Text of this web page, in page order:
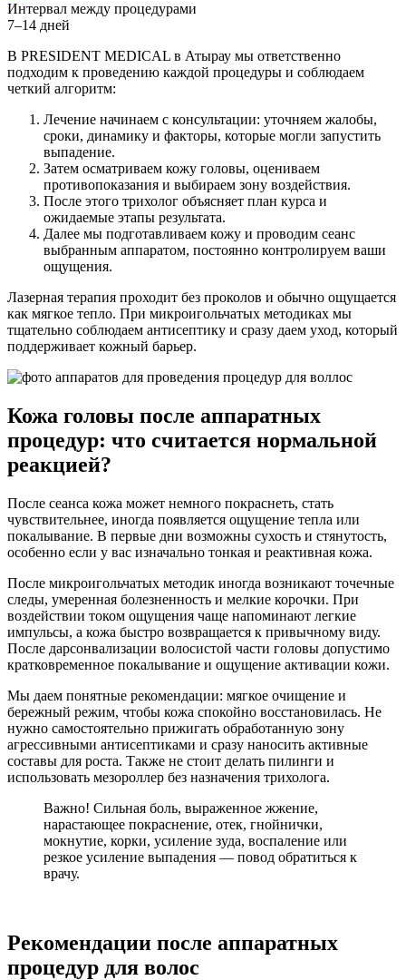
Интервал между процедурами
7–14 дней
В PRESIDENT MEDICAL в Атырау мы ответственно
подходим к проведению каждой процедуры и соблюдаем
четкий алгоритм:
Лечение начинаем с консультации: уточняем жалобы,
сроки, динамику и факторы, которые могли запустить
выпадение.
Затем осматриваем кожу головы, оцениваем
противопоказания и выбираем зону воздействия.
После этого трихолог объясняет план курса и
ожидаемые этапы результата.
Далее мы подготавливаем кожу и проводим сеанс
выбранным аппаратом, постоянно контролируем ваши
ощущения.
Лазерная терапия проходит без проколов и обычно ощущается
как мягкое тепло. При микроигольчатых методиках мы
тщательно соблюдаем антисептику и сразу даем уход, который
поддерживает кожный барьер.
Кожа головы после аппаратных
процедур: что считается нормальной
реакцией?
После сеанса кожа может немного покраснеть, стать
чувствительнее, иногда появляется ощущение тепла или
покалывание. В первые дни возможны сухость и стянутость,
особенно если у вас изначально тонкая и реактивная кожа.
После микроигольчатых методик иногда возникают точечные
следы, умеренная болезненность и мелкие корочки. При
воздействии током ощущения чаще напоминают легкие
импульсы, а кожа быстро возвращается к привычному виду.
После дарсонвализации волосистой части головы допустимо
кратковременное покалывание и ощущение активации кожи.
Мы даем понятные рекомендации: мягкое очищение и
бережный режим, чтобы кожа спокойно восстановилась. Не
нужно самостоятельно прижигать обработанную зону
агрессивными антисептиками и сразу наносить активные
составы для роста. Также не стоит делать пилинги и
использовать мезороллер без назначения трихолога.
Важно! Сильная боль, выраженное жжение,
нарастающее покраснение, отек, гнойнички,
мокнутие, корки, усиление зуда, воспаление или
резкое усиление выпадения — повод обратиться к
врачу.
Рекомендации после аппаратных
процедур для волос